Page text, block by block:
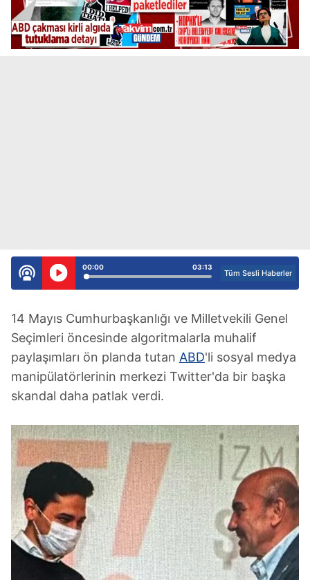
03:13
00:00
Tüm Sesli Haberler
14 Mayıs Cumhurbaşkanlığı ve Milletvekili Genel
Seçimleri öncesinde algoritmalarla muhalif
paylaşımları ön planda tutan ABD'li sosyal medya
manipülatörlerinin merkezi Twitter'da bir başka
skandal daha patlak verdi.